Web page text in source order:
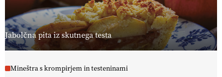
Jabolčna pita iz skutnega testa
Mineštra s krompirjem in testeninami